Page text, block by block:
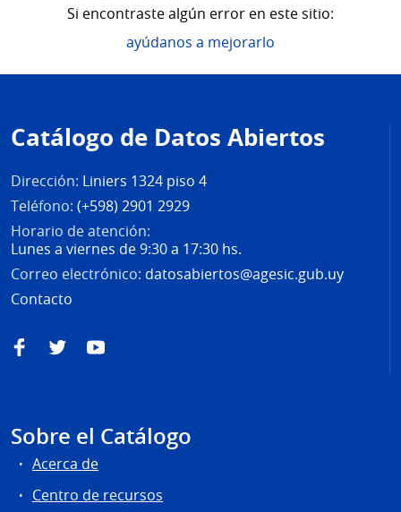
Si encontraste algún error en este sitio:
ayúdanos a mejorarlo
de
página
Catálogo de Datos Abiertos
Dirección: Liniers 1324 piso 4
Teléfono: (+598) 2901 2929
Horario de atención:
Lunes a viernes de 9:30 a 17:30 hs.
Correo electrónico: datosabiertos@agesic.gub.uy
Contacto
FacebookTwitterYouTube
Sobre el Catálogo
Acerca de
Centro de recursos